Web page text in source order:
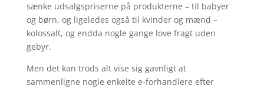
sænke udsalgspriserne på produkterne – til babyer
og børn, og ligeledes også til kvinder og mænd –
kolossalt, og endda nogle gange love fragt uden
gebyr.
Men det kan trods alt vise sig gavnligt at
sammenligne nogle enkelte e-forhandlere efter